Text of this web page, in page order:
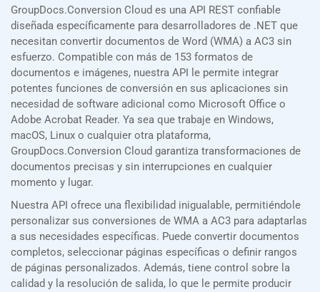
GroupDocs.Conversion Cloud es una API REST confiable
diseñada específicamente para desarrolladores de .NET que
necesitan convertir documentos de Word (WMA) a AC3 sin
esfuerzo. Compatible con más de 153 formatos de
documentos e imágenes, nuestra API le permite integrar
potentes funciones de conversión en sus aplicaciones sin
necesidad de software adicional como Microsoft Office o
Adobe Acrobat Reader. Ya sea que trabaje en Windows,
macOS, Linux o cualquier otra plataforma,
GroupDocs.Conversion Cloud garantiza transformaciones de
documentos precisas y sin interrupciones en cualquier
momento y lugar.
Nuestra API ofrece una flexibilidad inigualable, permitiéndole
personalizar sus conversiones de WMA a AC3 para adaptarlas
a sus necesidades específicas. Puede convertir documentos
completos, seleccionar páginas específicas o definir rangos
de páginas personalizados. Además, tiene control sobre la
calidad y la resolución de salida, lo que le permite producir